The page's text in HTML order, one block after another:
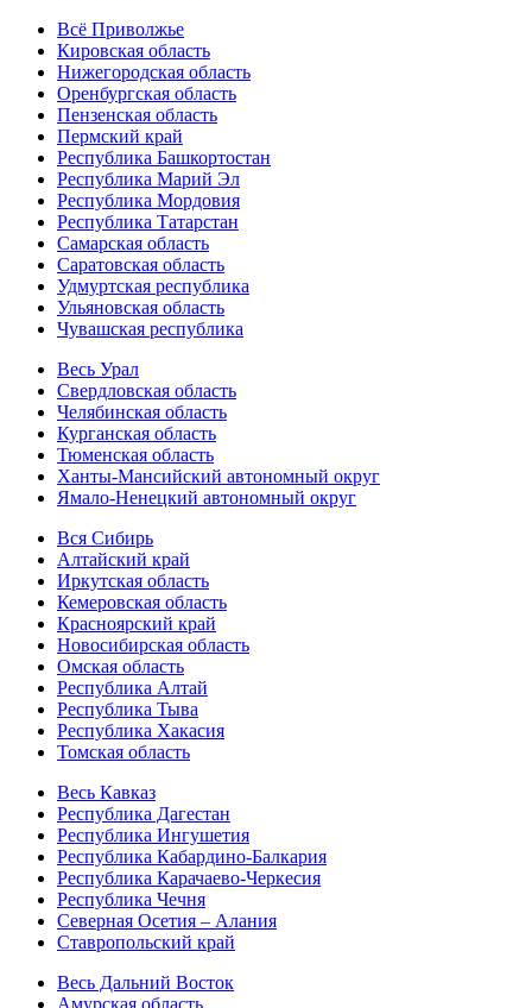
Всё Приволжье
Кировская область
Нижегородская область
Оренбургская область
Пензенская область
Пермский край
Республика Башкортостан
Республика Марий Эл
Республика Мордовия
Республика Татарстан
Самарская область
Саратовская область
Удмуртская республика
Ульяновская область
Чувашская республика
Весь Урал
Свердловская область
Челябинская область
Курганская область
Тюменская область
Ханты-Мансийский автономный округ
Ямало-Ненецкий автономный округ
Вся Сибирь
Алтайский край
Иркутская область
Кемеровская область
Красноярский край
Новосибирская область
Омская область
Республика Алтай
Республика Тыва
Республика Хакасия
Томская область
Весь Кавказ
Республика Дагестан
Республика Ингушетия
Республика Кабардино-Балкария
Республика Карачаево-Черкесия
Республика Чечня
Северная Осетия – Алания
Ставропольский край
Весь Дальний Восток
Амурская область